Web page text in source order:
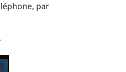
par